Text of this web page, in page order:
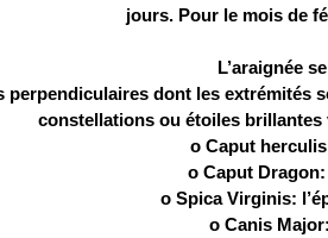
jours. Pour le mois de
L’araignée
perpendiculaires dont les extrémités
constellations ou étoiles brillantes
o Caput
o Caput
o Spica Virginis:
o Canis